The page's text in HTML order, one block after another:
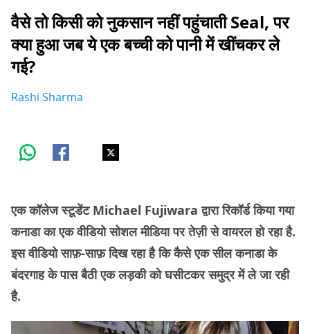
वैसे तो किसी को नुकसान नहीं पहुंचाती Seal, पर
क्या हुआ जब ये एक बच्ची को पानी में खींचकर ले
गई?
Rashi Sharma
एक कॉलेज स्टूडेंट Michael Fujiwara द्वारा रिकॉर्ड किया गया
कनाडा का एक वीडियो सोशल मीडिया पर तेज़ी से वायरल हो रहा है.
इस वीडियो साफ़-साफ़ दिख रहा है कि कैसे एक सील कनाडा के
बंदरगाह के पास बैठी एक लड़की को घसीटकर समुद्र में ले जा रही
है.